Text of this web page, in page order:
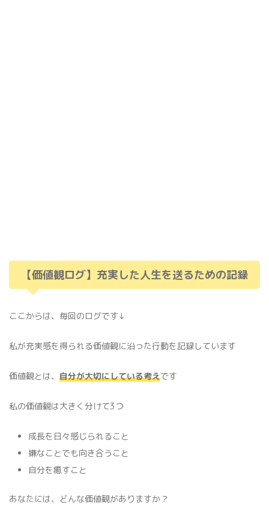
【価値観ログ】充実した人生を送るための記録
ここからは、毎回のログです↓
私が充実感を得られる価値観に沿った行動を記録しています
価値観とは、 自分が大切にしている考えです
私の価値観は大きく分けて3つ
成長を日々感じられること
嫌なことでも向き合うこと
自分を癒すこと
あなたには、どんな価値観がありますか？